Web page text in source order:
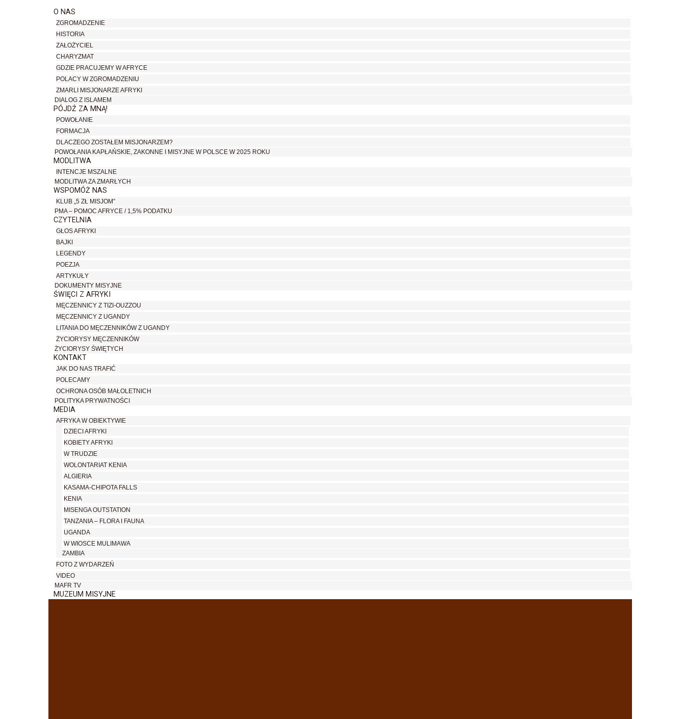
O NAS
ZGROMADZENIE
HISTORIA
ZAŁOŻYCIEL
CHARYZMAT
GDZIE PRACUJEMY W AFRYCE
POLACY W ZGROMADZENIU
ZMARLI MISJONARZE AFRYKI
DIALOG Z ISLAMEM
PÓJDŹ ZA MNĄ!
POWOŁANIE
FORMACJA
DLACZEGO ZOSTAŁEM MISJONARZEM?
POWOŁANIA KAPŁAŃSKIE, ZAKONNE I MISYJNE W POLSCE W 2025 ROKU
MODLITWA
INTENCJE MSZALNE
MODLITWA ZA ZMARŁYCH
WSPOMÓŻ NAS
KLUB „5 ZŁ MISJOM”
PMA – POMOC AFRYCE / 1,5% PODATKU
CZYTELNIA
GŁOS AFRYKI
BAJKI
LEGENDY
POEZJA
ARTYKUŁY
DOKUMENTY MISYJNE
ŚWIĘCI Z AFRYKI
MĘCZENNICY Z TIZI-OUZZOU
MĘCZENNICY Z UGANDY
LITANIA DO MĘCZENNIKÓW Z UGANDY
ŻYCIORYSY MĘCZENNIKÓW
ŻYCIORYSY ŚWIĘTYCH
KONTAKT
JAK DO NAS TRAFIĆ
POLECAMY
OCHRONA OSÓB MAŁOLETNICH
POLITYKA PRYWATNOŚCI
MEDIA
AFRYKA W OBIEKTYWIE
DZIECI AFRYKI
KOBIETY AFRYKI
W TRUDZIE
WOLONTARIAT KENIA
ALGIERIA
KASAMA-CHIPOTA FALLS
KENIA
MISENGA OUTSTATION
TANZANIA – FLORA I FAUNA
UGANDA
W WIOSCE MULIMAWA
ZAMBIA
FOTO Z WYDARZEŃ
VIDEO
MAFR TV
MUZEUM MISYJNE